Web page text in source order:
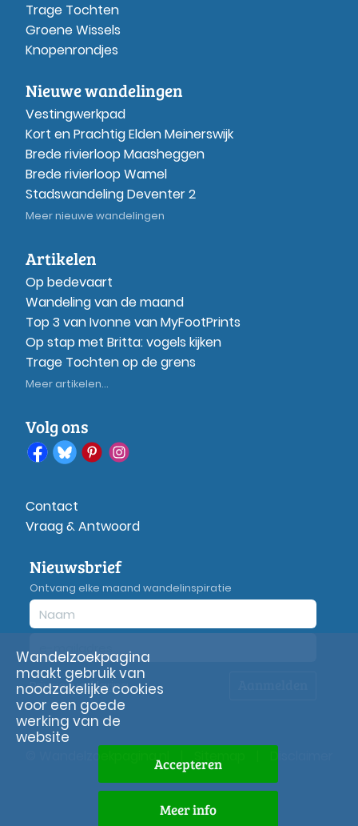
Trage Tochten
Groene Wissels
Knopenrondjes
Nieuwe wandelingen
Vestingwerkpad
Kort en Prachtig Elden Meinerswijk
Brede rivierloop Maasheggen
Brede rivierloop Wamel
Stadswandeling Deventer 2
Meer nieuwe wandelingen
Artikelen
Op bedevaart
Wandeling van de maand
Top 3 van Ivonne van MyFootPrints
Op stap met Britta: vogels kijken
Trage Tochten op de grens
Meer artikelen...
Volg ons
Contact
Vraag & Antwoord
Nieuwsbrief
Ontvang elke maand wandelinspiratie
Privacyverklaring
© Wandelzoekpagina.nl
Wandelzoekpagina
maakt gebruik van
noodzakelijke cookies
voor een goede
werking van de
website
Accepteren
Meer info